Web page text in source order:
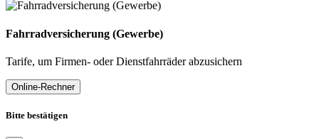
Fahrradversicherung (Gewerbe)
Tarife, um Firmen- oder Dienstfahrräder abzusichern
Online-Rechner
Bitte bestätigen